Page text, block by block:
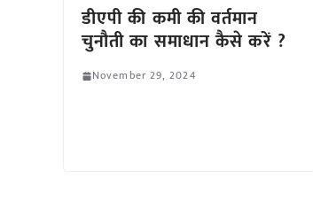
डीएपी की कमी की वर्तमान
चुनौती का समाधान कैसे करें ?
November 29, 2024